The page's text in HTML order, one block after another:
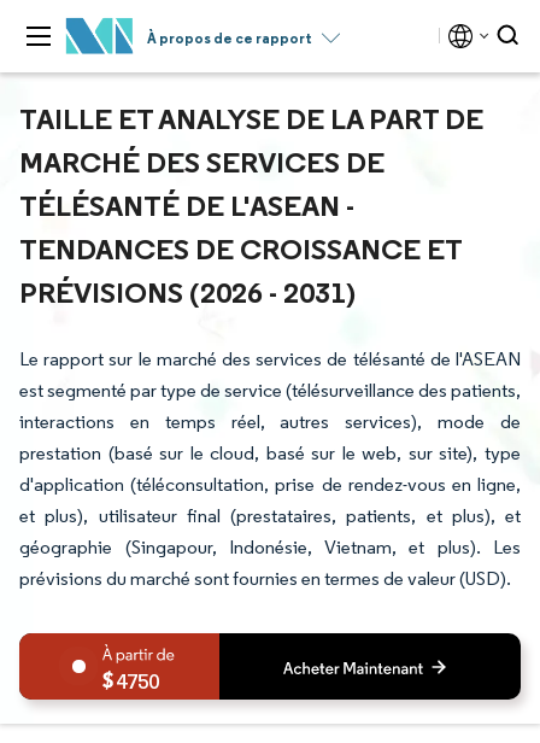
À propos de ce rapport
TAILLE ET ANALYSE DE LA PART DE
MARCHÉ DES SERVICES DE
TÉLÉSANTÉ DE L'ASEAN -
TENDANCES DE CROISSANCE ET
PRÉVISIONS (2026 - 2031)
Le rapport sur le marché des services de télésanté de l'ASEAN
est segmenté par type de service (télésurveillance des patients,
interactions en temps réel, autres services), mode de
prestation (basé sur le cloud, basé sur le web, sur site), type
d'application (téléconsultation, prise de rendez-vous en ligne,
et plus), utilisateur final (prestataires, patients, et plus), et
géographie (Singapour, Indonésie, Vietnam, et plus). Les
prévisions du marché sont fournies en termes de valeur (USD).
4750